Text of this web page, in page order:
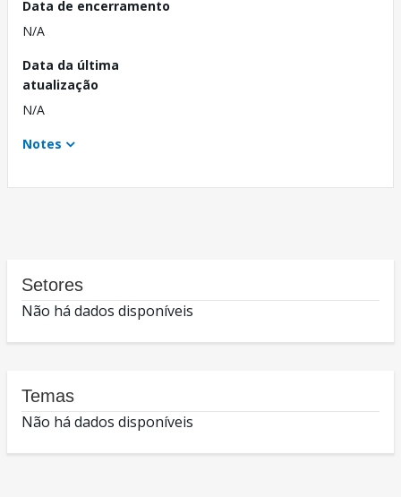
Data de encerramento
N/A
Data da última
atualização
N/A
Notes
Setores
Não há dados disponíveis
Temas
Não há dados disponíveis